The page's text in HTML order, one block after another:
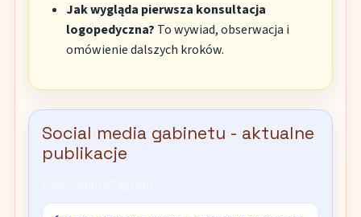
Jak wygląda pierwsza konsultacja
logopedyczna? To wywiad, obserwacja i
omówienie dalszych kroków.
Social media gabinetu - aktualne
publikacje